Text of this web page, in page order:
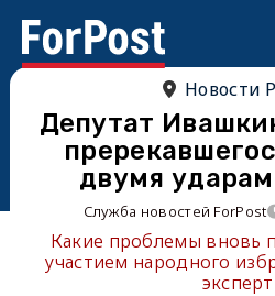
Новости
Депутат
двумя
Служба новостей ForPost
Какие проблемы вновь
участием народного